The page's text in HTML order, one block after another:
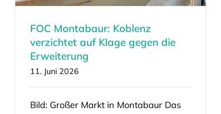
FOC Montabaur: Koblenz
verzichtet auf Klage gegen die
Erweiterung
11. Juni 2026
Bild: Großer Markt in Montabaur Das